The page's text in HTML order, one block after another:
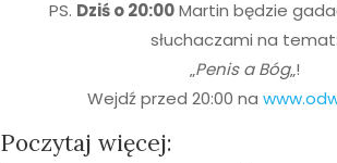
PS. Dziś o 20:00Martin będzie
słuchaczami na temat:
„Penis a Bóg„!
Wejdź przed 20:00 na
Poczytaj więcej: